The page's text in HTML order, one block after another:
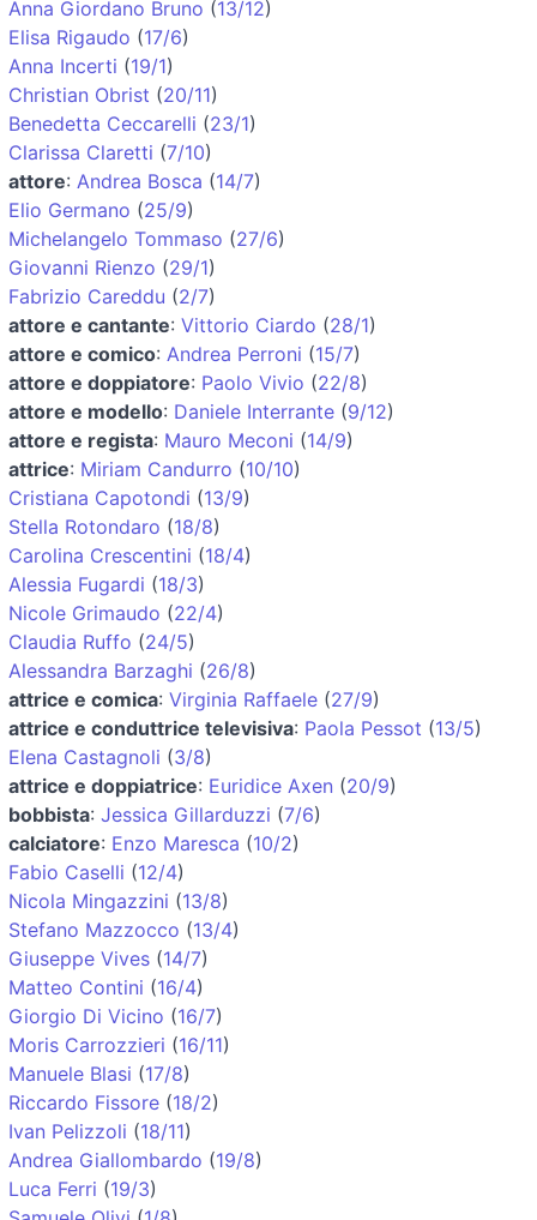
Anna Giordano Bruno (13/12)
Elisa Rigaudo (17/6)
Anna Incerti (19/1)
Christian Obrist (20/11)
Benedetta Ceccarelli (23/1)
Clarissa Claretti (7/10)
attore: Andrea Bosca (14/7)
Elio Germano (25/9)
Michelangelo Tommaso (27/6)
Giovanni Rienzo (29/1)
Fabrizio Careddu (2/7)
attore e cantante: Vittorio Ciardo (28/1)
attore e comico: Andrea Perroni (15/7)
attore e doppiatore: Paolo Vivio (22/8)
attore e modello: Daniele Interrante (9/12)
attore e regista: Mauro Meconi (14/9)
attrice: Miriam Candurro (10/10)
Cristiana Capotondi (13/9)
Stella Rotondaro (18/8)
Carolina Crescentini (18/4)
Alessia Fugardi (18/3)
Nicole Grimaudo (22/4)
Claudia Ruffo (24/5)
Alessandra Barzaghi (26/8)
attrice e comica: Virginia Raffaele (27/9)
attrice e conduttrice televisiva: Paola Pessot (13/5)
Elena Castagnoli (3/8)
attrice e doppiatrice: Euridice Axen (20/9)
bobbista: Jessica Gillarduzzi (7/6)
calciatore: Enzo Maresca (10/2)
Fabio Caselli (12/4)
Nicola Mingazzini (13/8)
Stefano Mazzocco (13/4)
Giuseppe Vives (14/7)
Matteo Contini (16/4)
Giorgio Di Vicino (16/7)
Moris Carrozzieri (16/11)
Manuele Blasi (17/8)
Riccardo Fissore (18/2)
Ivan Pelizzoli (18/11)
Andrea Giallombardo (19/8)
Luca Ferri (19/3)